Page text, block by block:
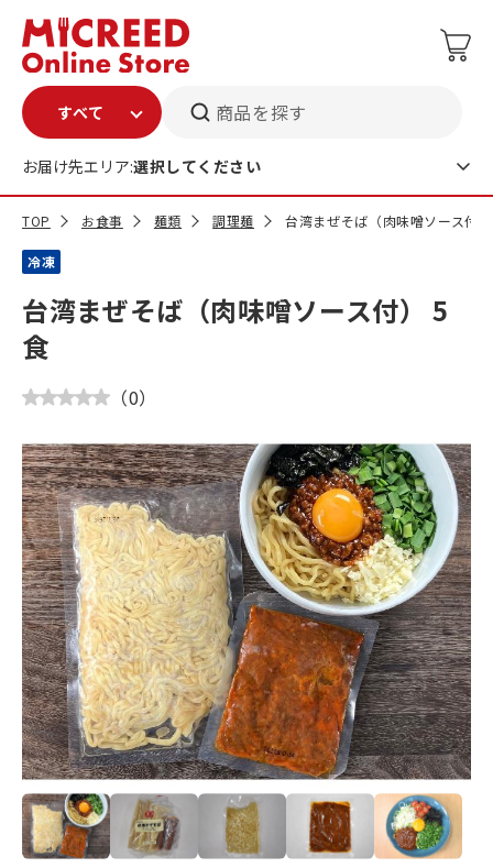
商品を探す
お届け先エリア:選択してください
TOP お食事 麺類 調理麺 台湾まぜそば（肉味噌ソース付
冷凍
台湾まぜそば（肉味噌ソース付） 5
食
（0）